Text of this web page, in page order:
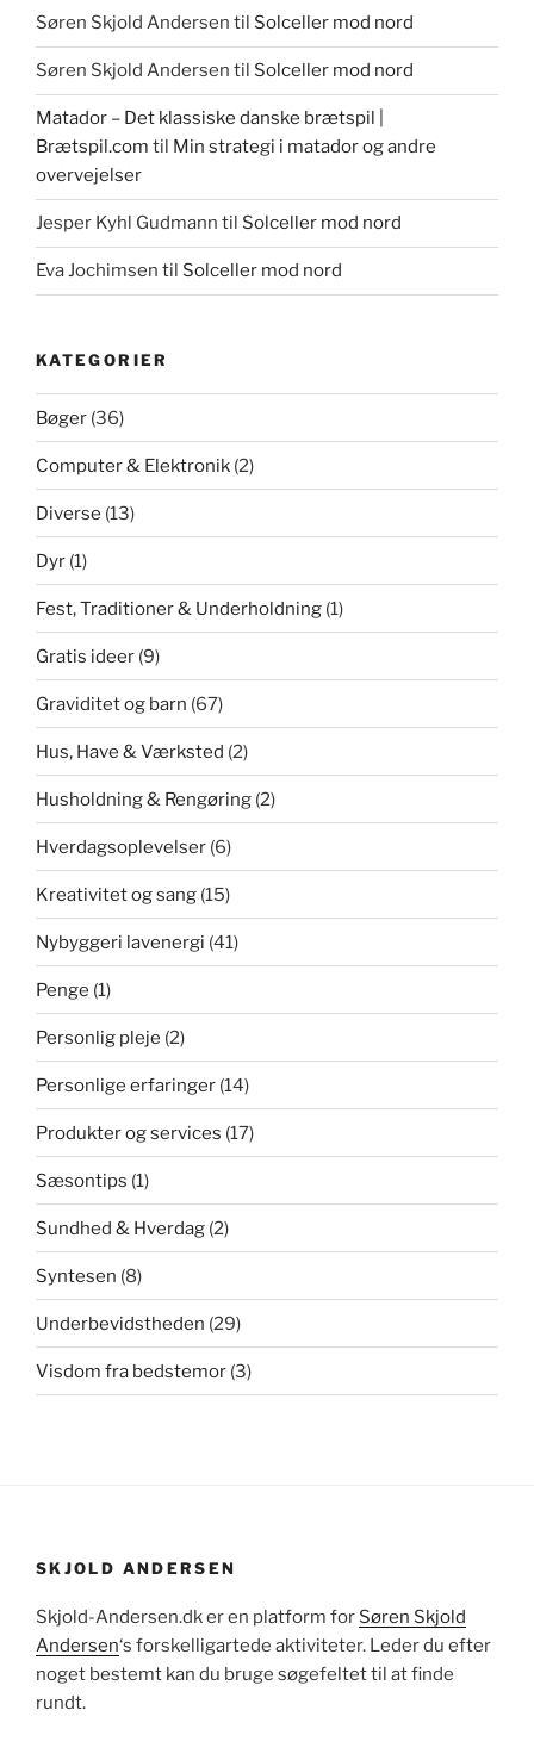
Søren Skjold Andersen til Solceller mod nord
Søren Skjold Andersen til Solceller mod nord
Matador – Det klassiske danske brætspil |
Brætspil.com til Min strategi i matador og andre
overvejelser
Jesper Kyhl Gudmann til Solceller mod nord
Eva Jochimsen til Solceller mod nord
KATEGORIER
Bøger (36)
Computer & Elektronik (2)
Diverse (13)
Dyr (1)
Fest, Traditioner & Underholdning (1)
Gratis ideer (9)
Graviditet og barn (67)
Hus, Have & Værksted (2)
Husholdning & Rengøring (2)
Hverdagsoplevelser (6)
Kreativitet og sang (15)
Nybyggeri lavenergi (41)
Penge (1)
Personlig pleje (2)
Personlige erfaringer (14)
Produkter og services (17)
Sæsontips (1)
Sundhed & Hverdag (2)
Syntesen (8)
Underbevidstheden (29)
Visdom fra bedstemor (3)
SKJOLD ANDERSEN
Skjold-Andersen.dk er en platform for Søren Skjold
Andersen‘s forskelligartede aktiviteter. Leder du efter
noget bestemt kan du bruge søgefeltet til at finde
rundt.